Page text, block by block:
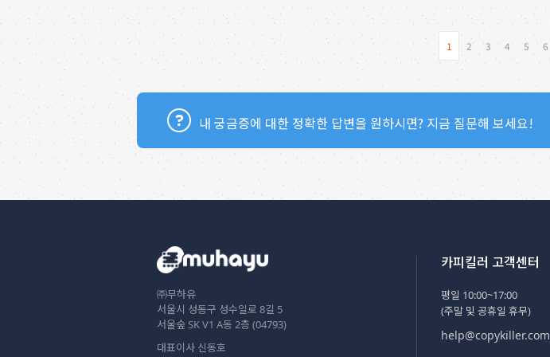
1 2 3 4 5 6
내 궁금증에 대한 정확한 답변을 원하시면? 지금 질문해 보세요!
㈜무하유
서울시 성동구 성수일로 8길 5
서울숲 SK V1 A동 2층 (04793)
대표이사 신동호
카피킬러 고객센터
평일 10:00~17:00
(주말 및 공휴일 휴무)
help@copykiller.com